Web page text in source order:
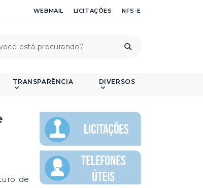
WEBMAIL LICITAÇÕES NFS-E
TRANSPARÊNCIA DIVERSOS
de